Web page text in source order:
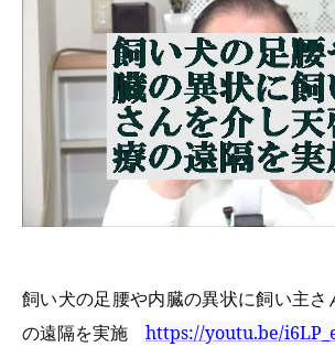
飼い犬の足腰や内臓の異状に飼い主さ
の遠隔を実施 https://youtu.be/